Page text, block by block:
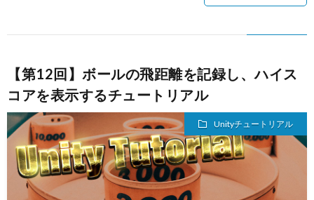
【第12回】ボールの飛距離を記録し、ハイス
コアを表示するチュートリアル
Unityチュートリアル